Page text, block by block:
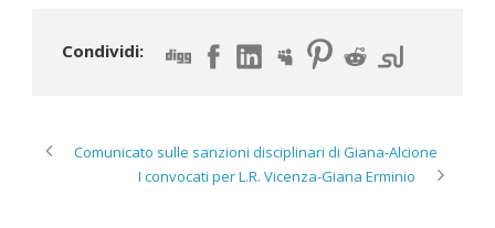
Condividi:
Comunicato sulle sanzioni disciplinari di Giana-Alcione
I convocati per L.R. Vicenza-Giana Erminio